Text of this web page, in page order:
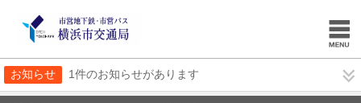
お知らせ 1件のお知らせがあります